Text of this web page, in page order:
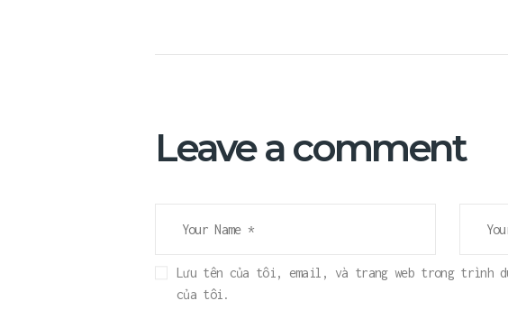
Leave a comment
Lưu tên của tôi, email, và trang web trong trình
của tôi.